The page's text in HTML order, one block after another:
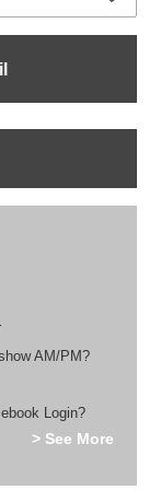
AM/PM?
Login?
> See More